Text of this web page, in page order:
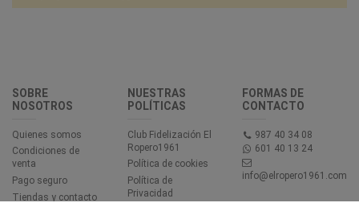
SOBRE
NOSOTROS
Quienes somos
Condiciones de
venta
Pago seguro
Tiendas y contacto
NUESTRAS
POLÍTICAS
Club Fidelización El
Ropero1961
Política de cookies
Política de
Privacidad
FORMAS DE
CONTACTO
987 40 34 08
601 40 13 24
info@elropero1961.com